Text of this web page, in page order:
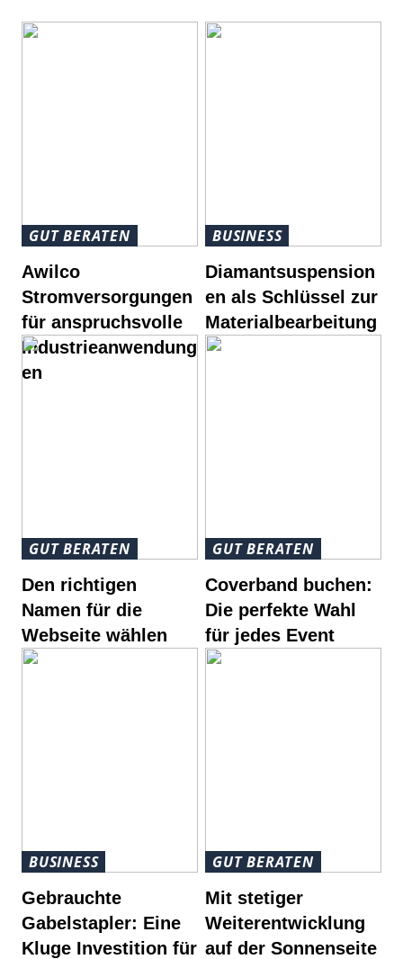
GUT BERATEN
Awilco
Stromversorgungen
für anspruchsvolle
Industrieanwendung
en
BUSINESS
Diamantsuspension
en als Schlüssel zur
Materialbearbeitung
GUT BERATEN
Den richtigen
Namen für die
Webseite wählen
GUT BERATEN
Coverband buchen:
Die perfekte Wahl
für jedes Event
BUSINESS
Gebrauchte
Gabelstapler: Eine
Kluge Investition für
GUT BERATEN
Mit stetiger
Weiterentwicklung
auf der Sonnenseite